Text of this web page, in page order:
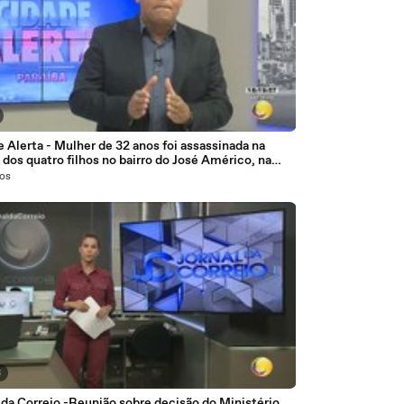
Alerta - Mulher de 32 anos foi assassinada na
quatro filhos no bairro do José Américo, na